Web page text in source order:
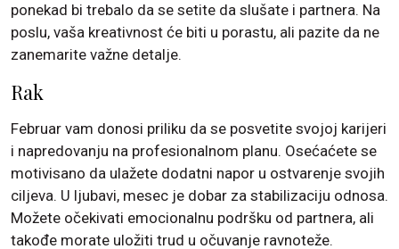
ponekad bi trebalo da se setite da slušate i partnera. Na
poslu, vaša kreativnost će biti u porastu, ali pazite da ne
zanemarite važne detalje.
Rak
Februar vam donosi priliku da se posvetite svojoj karijeri
i napredovanju na profesionalnom planu. Osećaćete se
motivisano da ulažete dodatni napor u ostvarenje svojih
ciljeva. U ljubavi, mesec je dobar za stabilizaciju odnosa.
Možete očekivati emocionalnu podršku od partnera, ali
takođe morate uložiti trud u očuvanje ravnoteže.